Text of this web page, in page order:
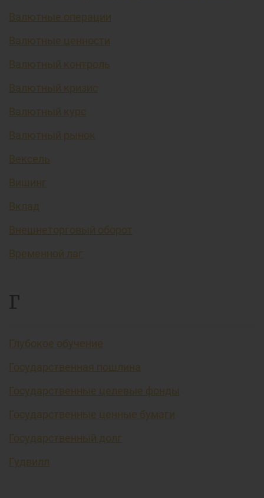
Валютные операции
Валютные ценности
Валютный контроль
Валютный кризис
Валютный курс
Валютный рынок
Вексель
Вишинг
Вклад
Внешнеторговый оборот
Временной лаг
Г
Глубокое обучение
Государственная пошлина
Государственные целевые фонды
Государственные ценные бумаги
Государственный долг
Гудвилл